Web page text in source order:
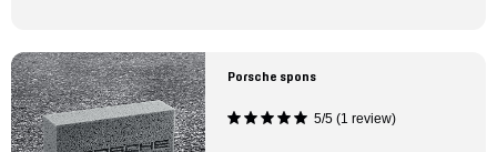
Porsche spons
5/5 (1 review)